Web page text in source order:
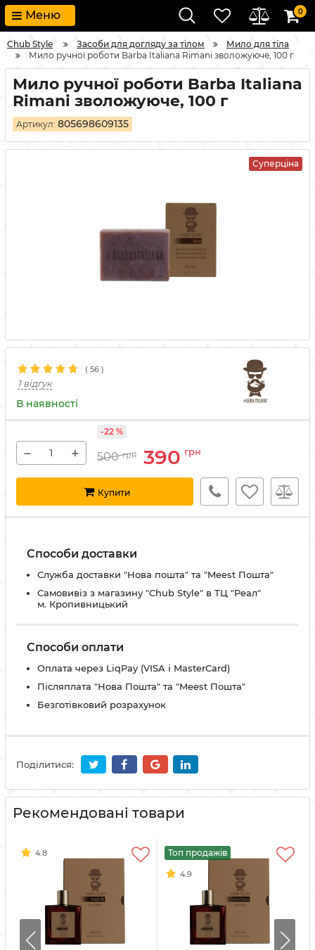
Меню 0
Chub Style Засоби для догляду за тілом
Мило для тіла
Мило ручної роботи Barba Italiana Rimani зволожуюче, 100 г
Мило ручної роботи Barba Italiana
Rimani зволожуюче, 100 г
Артикул: 805698609135
Суперціна
( 56 )
1 відгук
В наявності
− + 500 грн 390 грн
-22 %
Купити
Способи доставки
Служба доставки "Нова пошта" та "Meest Пошта"
Самовивіз з магазину "Chub Style" в ТЦ "Реал"
м. Кропивницький
Способи оплати
Оплата через LiqPay (VISA і MasterCard)
Післяплата "Нова Пошта" та "Meest Пошта"
Безготівковий розрахунок
Поділитися:
Рекомендовані товари
4.8 Топ продажів
4.9